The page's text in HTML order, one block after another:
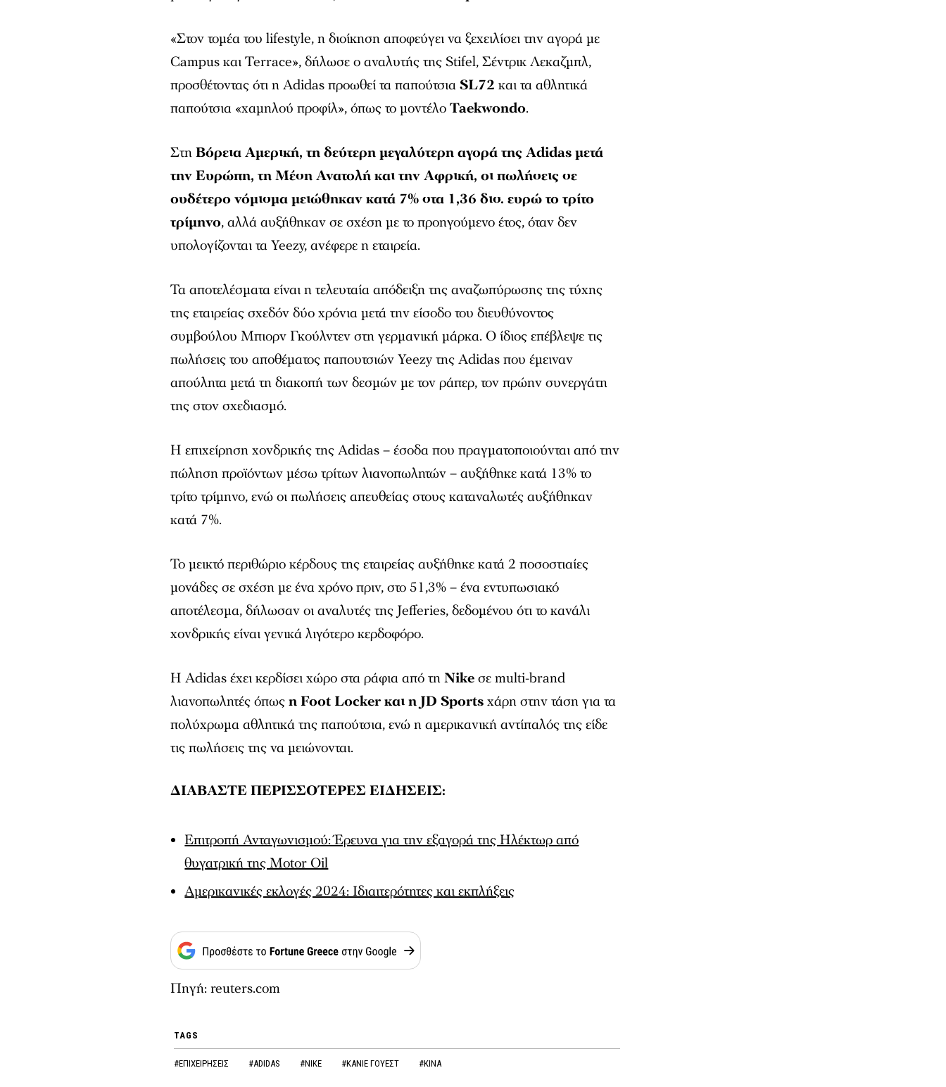
«Στον τομέα του lifestyle, η διοίκηση αποφεύγει να ξεχειλίσει την αγορά με
Campus και Terrace», δήλωσε ο αναλυτής της Stifel, Σέντρικ Λεκαζμπλ,
προσθέτοντας ότι η Adidas προωθεί τα παπούτσιαSL72 και τα αθλητικά
παπούτσια «χαμηλού προφίλ», όπως το μοντέλοTaekwondo.
ΣτηΒόρεια Αμερική, τη δεύτερη μεγαλύτερη αγορά της Adidas μετά
την Ευρώπη, τη Μέση Ανατολή και την Αφρική, οι πωλήσεις σε
ουδέτερο νόμισμα μειώθηκαν κατά 7% στα 1,36 δισ. ευρώ το τρίτο
τρίμηνο, αλλά αυξήθηκαν σε σχέση με το προηγούμενο έτος, όταν δεν
υπολογίζονται τα Yeezy, ανέφερε η εταιρεία.
Τα αποτελέσματα είναι η τελευταία απόδειξη της αναζωπύρωσης της τύχης
της εταιρείας σχεδόν δύο χρόνια μετά την είσοδο του διευθύνοντος
συμβούλου Μπιορν Γκούλντεν στη γερμανική μάρκα. Ο ίδιος επέβλεψε τις
πωλήσεις του αποθέματος παπουτσιών Yeezy της Adidas που έμειναν
απούλητα μετά τη διακοπή των δεσμών με τον ράπερ, τον πρώην συνεργάτη
της στον σχεδιασμό.
Η επιχείρηση χονδρικής της Adidas – έσοδα που πραγματοποιούνται από την
πώληση προϊόντων μέσω τρίτων λιανοπωλητών – αυξήθηκε κατά 13% το
τρίτο τρίμηνο, ενώ οι πωλήσεις απευθείας στους καταναλωτές αυξήθηκαν
κατά 7%.
Το μεικτό περιθώριο κέρδους της εταιρείας αυξήθηκε κατά 2 ποσοστιαίες
μονάδες σε σχέση με ένα χρόνο πριν, στο 51,3% – ένα εντυπωσιακό
αποτέλεσμα, δήλωσαν οι αναλυτές της Jefferies, δεδομένου ότι το κανάλι
χονδρικής είναι γενικά λιγότερο κερδοφόρο.
Η Adidas έχει κερδίσει χώρο στα ράφια από τηNikeσε multi-brand
λιανοπωλητές όπωςη Foot Locker και η JD Sportsχάρη στην τάση για τα
πολύχρωμα αθλητικά της παπούτσια, ενώ η αμερικανική αντίπαλός της είδε
τις πωλήσεις της να μειώνονται.
ΔΙΑΒΑΣΤΕ ΠΕΡΙΣΣΟΤΕΡΕΣ ΕΙΔΗΣΕΙΣ:
Επιτροπή Ανταγωνισμού: Έρευνα για την εξαγορά της Ηλέκτωρ από
θυγατρική της Motor Oil
Αμερικανικές εκλογές 2024: Ιδιαιτερότητες και εκπλήξεις
Πηγή: reuters.com
TAGS
#ΕΠΙΧΕΙΡΗΣΕΙΣ #ADIDAS #NIKE #ΚΑΝΙΕ ΓΟΥΕΣΤ #ΚΙΝΑ